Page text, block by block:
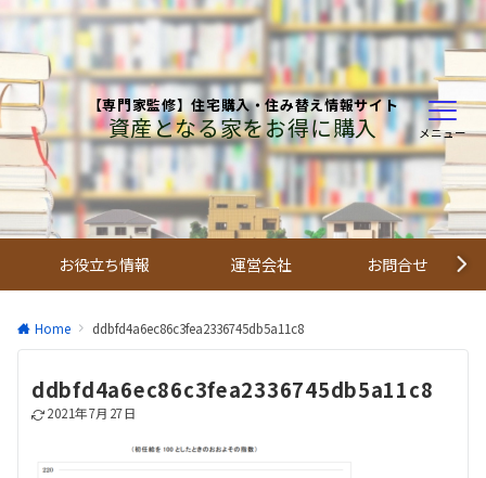
【専門家監修】住宅購入・住み替え情報サイト
資産となる家をお得に購入 メニュー
お役立ち情報 運営会社 お問合せ
Home ddbfd4a6ec86c3fea2336745db5a11c8
ddbfd4a6ec86c3fea2336745db5a11c8
2021年7月27日